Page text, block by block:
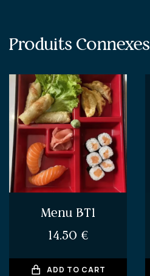
Produits Connexes
Menu BT1
14.50 €
ADD TO CART